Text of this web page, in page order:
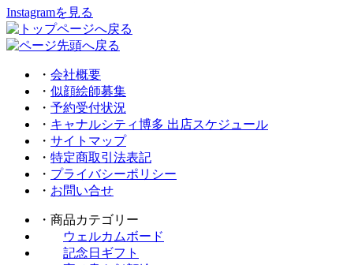
Instagramを見る
・ 会社概要
・ 似顔絵師募集
・ 予約受付状況
・ キャナルシティ博多 出店スケジュール
・ サイトマップ
・ 特定商取引法表記
・ プライバシーポリシー
・ お問い合せ
・商品カテゴリー
ウェルカムボード
記念日ギフト